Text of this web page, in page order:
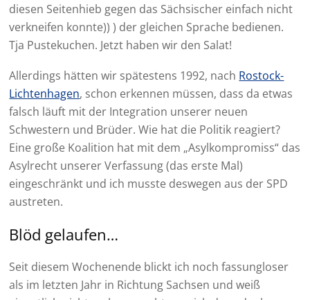
diesen Seitenhieb gegen das Sächsischer einfach nicht
verkneifen konnte)) ) der gleichen Sprache bedienen.
Tja Pustekuchen. Jetzt haben wir den Salat!
Allerdings hätten wir spätestens 1992, nach Rostock-
Lichtenhagen, schon erkennen müssen, dass da etwas
falsch läuft mit der Integration unserer neuen
Schwestern und Brüder. Wie hat die Politik reagiert?
Eine große Koalition hat mit dem „Asylkompromiss“ das
Asylrecht unserer Verfassung (das erste Mal)
eingeschränkt und ich musste deswegen aus der SPD
austreten.
Blöd gelaufen…
Seit diesem Wochenende blickt ich noch fassungloser
als im letzten Jahr in Richtung Sachsen und weiß